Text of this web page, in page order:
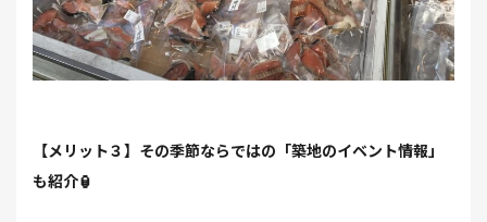
【メリット３】その季節ならではの「築地のイベント情報」
も紹介🏮